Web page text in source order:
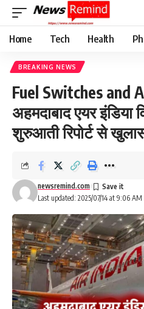
Home Tech Health
BREAKING NEWS
Fuel Switches and
अहमदाबाद एयर इंडिया
शुरुआती रिपोर्ट से
Last updated: 2025/07/14 at 9:06 AM
newsremind.com